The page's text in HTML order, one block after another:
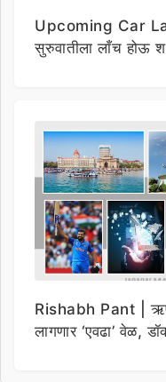
Upcoming Car
सुरुवातीला लाँच होऊ
Rishabh Pant | ऋषभ
लागणार ‘एवढा’ वेळ,